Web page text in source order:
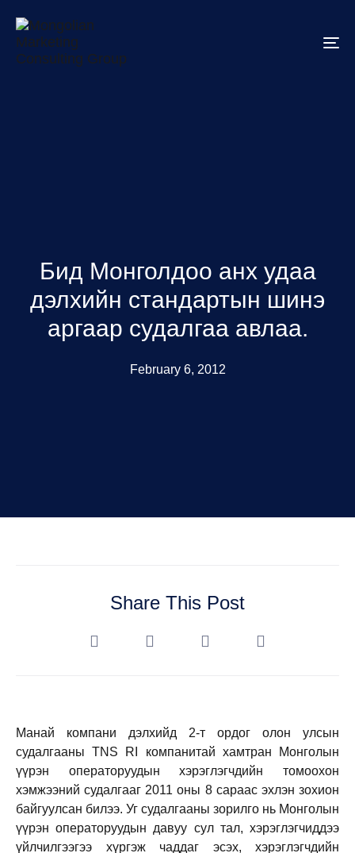
Бид Монголдоо анх удаа
дэлхийн стандартын шинэ
аргаар судалгаа авлаа.
February 6, 2012
Share This Post
Манай компани дэлхийд 2-т ордог олон улсын
судалгааны TNS RI компанитай хамтран Монголын
үүрэн операторуудын хэрэглэгчдийн томоохон
хэмжээний судалгааг 2011 оны 8 сараас эхлэн зохион
байгуулсан билээ. Уг судалгааны зорилго нь Монголын
үүрэн операторуудын давуу сул тал, хэрэглэгчиддээ
үйлчилгээгээ хүргэж чаддаг эсэх, хэрэглэгчдийн